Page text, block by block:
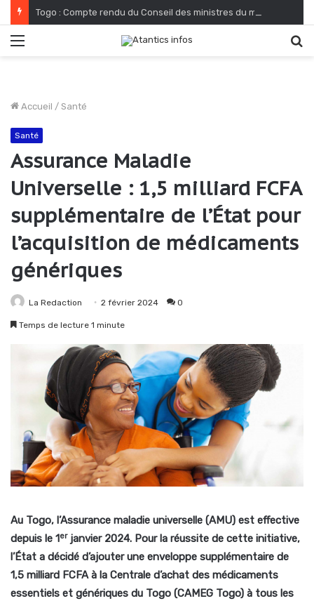
Accueil / Santé
Santé
Assurance Maladie
Universelle : 1,5 milliard FCFA
supplémentaire de l’État pour
l’acquisition de médicaments
génériques
La Redaction 2 février 2024 0
Temps de lecture 1 minute
Au Togo, l’Assurance maladie universelle (AMU) est effective
depuis le 1erjanvier 2024. Pour la réussite de cette initiative,
l’État a décidé d’ajouter une enveloppe supplémentaire de
1,5 milliard FCFA à la Centrale d’achat des médicaments
essentiels et génériques du Togo (CAMEG Togo) à tous les